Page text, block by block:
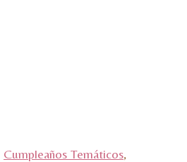
Cumpleaños Temáticos,